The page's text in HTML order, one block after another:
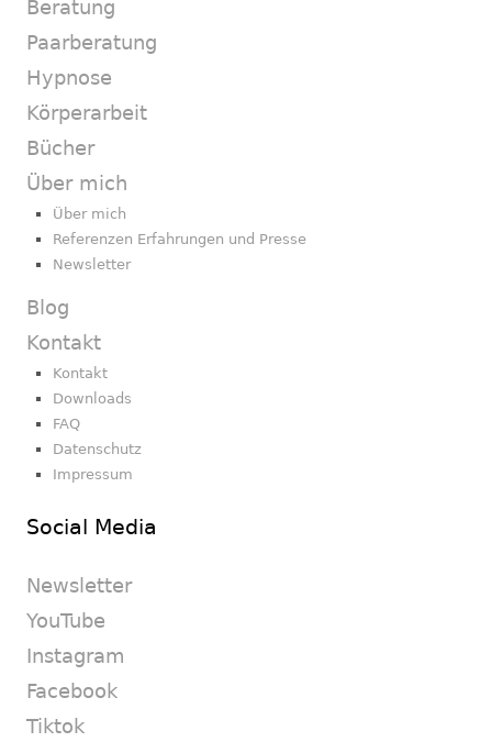
Beratung
Paarberatung
Hypnose
Körperarbeit
Bücher
Über mich
Über mich
Referenzen Erfahrungen und Presse
Newsletter
Blog
Kontakt
Kontakt
Downloads
FAQ
Datenschutz
Impressum
Social Media
Newsletter
YouTube
Instagram
Facebook
Tiktok